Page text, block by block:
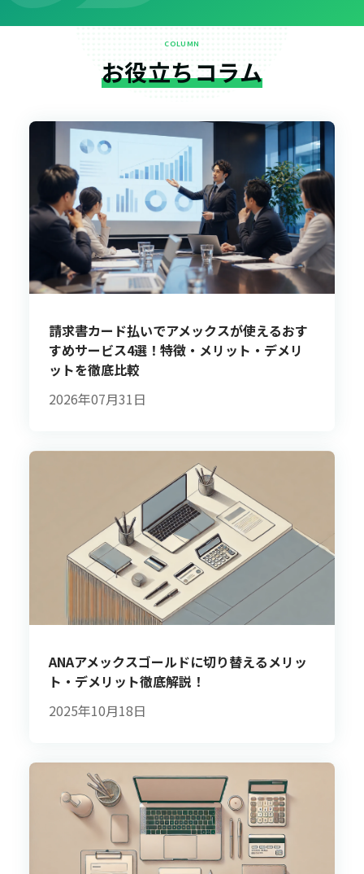
COLUMN
お役立ちコラム
請求書カード払いでアメックスが使えるおす
すめサービス4選！特徴・メリット・デメリ
ットを徹底比較
2026年07月31日
ANAアメックスゴールドに切り替えるメリッ
ト・デメリット徹底解説！
2025年10月18日